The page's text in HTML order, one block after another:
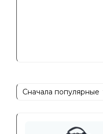
Сначала популярные